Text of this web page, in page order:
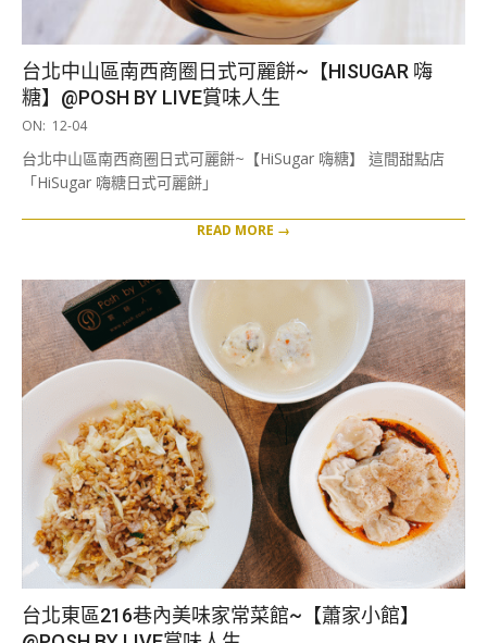
台北中山區南西商圈日式可麗餅~【HISUGAR 嗨
糖】@POSH BY LIVE賞味人生
2025-
04
ON: 12-04
台北中山區南西商圈日式可麗餅~【HiSugar 嗨糖】 這間甜點店
「HiSugar 嗨糖日式可麗餅」
READ MORE →
台北東區216巷內美味家常菜館~【蕭家小館】